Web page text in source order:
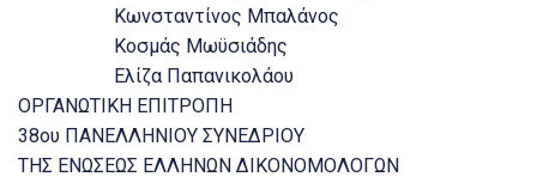
Κωνσταντίνος Μπαλάνος
Κοσμάς Μωϋσιάδης
Ελίζα Παπανικολάου
ΟΡΓΑΝΩΤΙΚΗ ΕΠΙΤΡΟΠΗ
38ου ΠΑΝΕΛΛΗΝΙΟΥ ΣΥΝΕΔΡΙΟΥ
ΤΗΣ ΕΝΩΣΕΩΣ ΕΛΛΗΝΩΝ ΔΙΚΟΝΟΜΟΛΟΓΩΝ